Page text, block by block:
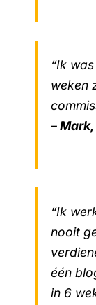
“Ik
weken
–
“Ik
nooit
één
in 6